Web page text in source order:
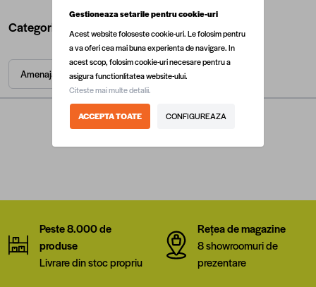
Categorii utile
Amenajari interioare Deco Lambriuri
Peste 8.000 de
produse
Livrare din stoc propriu
Rețea de magazine
8 showroomuri de
prezentare
Gestioneaza setarile pentru cookie-uri
Acest website foloseste cookie-uri. Le folosim pentru
a va oferi cea mai buna experienta de navigare. In
acest scop, folosim cookie-uri necesare pentru a
asigura functionlitatea website-ului.
Citeste mai multe detalii.
ACCEPTA TOATE CONFIGUREAZA